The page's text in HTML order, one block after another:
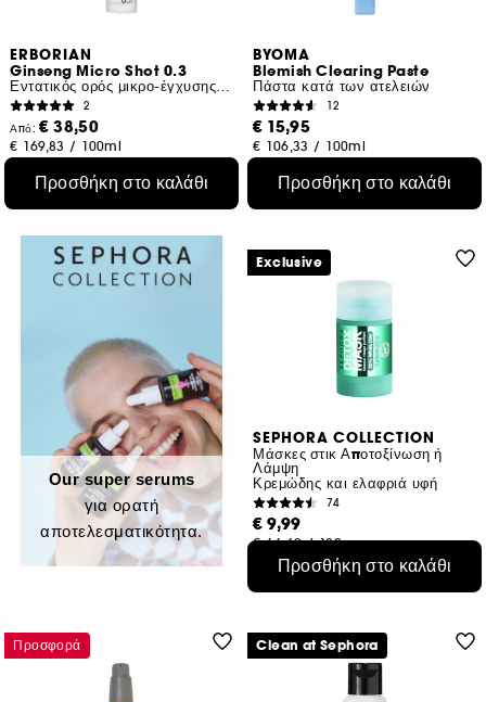
ERBORIAN
Ginseng Micro Shot 0.3
Εντατικός ορός μικρο-έγχυσης για αναδόμηση
2
Από:€ 38,50
€ 169,83 / 100ml
2 μεγέθη
Προσθήκη στο καλάθι
BYOMA
Blemish Clearing Paste
Πάστα κατά των ατελειών
12
€ 15,95
€ 106,33 / 100ml
Προσθήκη στο καλάθι
Our super serums​
για ορατή
αποτελεσματικότητα.
SEPHORA COLLECTION
Μάσκες στικ Αποτοξίνωση ή
Λάμψη
Κρεμώδης και ελαφριά υφή
74
€ 9,99
€ 66,60 /100g
2 μεγέθηΠροσθήκη στο καλάθι
Exclusive
Προσφορά Clean at Sephora